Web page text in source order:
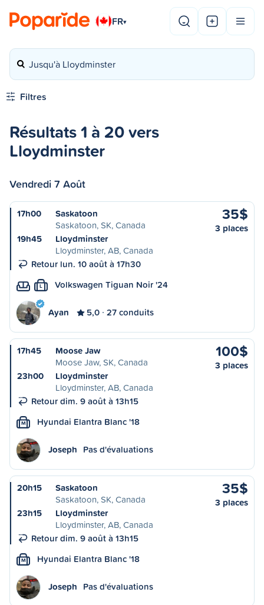
FR▾
Jusqu'à Lloydminster
Filtres
Résultats 1 à 20 vers
Lloydminster
Vendredi 7 Août
17h00
Saskatoon
Saskatoon, SK, Canada
19h45
Lloydminster
Lloydminster, AB, Canada
Retour lun. 10 août à 17h30
35$
3 places
L Volkswagen Tiguan Noir '24
Ayan 5,0 27 conduits
17h45
Moose Jaw
Moose Jaw, SK, Canada
23h00
Lloydminster
Lloydminster, AB, Canada
Retour dim. 9 août à 13h15
100$
3 places
M Hyundai Elantra Blanc '18
Joseph Pas d'évaluations
20h15
Saskatoon
Saskatoon, SK, Canada
23h15
Lloydminster
Lloydminster, AB, Canada
Retour dim. 9 août à 13h15
35$
3 places
M Hyundai Elantra Blanc '18
Joseph Pas d'évaluations